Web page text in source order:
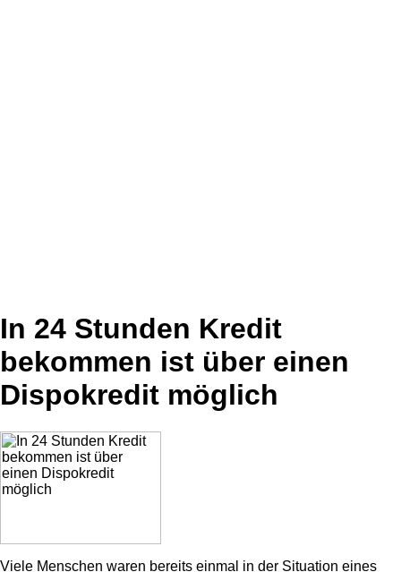
In 24 Stunden Kredit
bekommen ist über einen
Dispokredit möglich
Viele Menschen waren bereits einmal in der Situation eines